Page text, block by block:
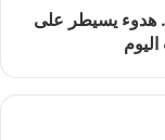
هدوء يسيطر على